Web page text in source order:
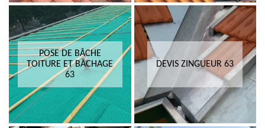
POSE DE BÂCHE
TOITURE ET BÂCHAGE
63
DEVIS ZINGUEUR 63